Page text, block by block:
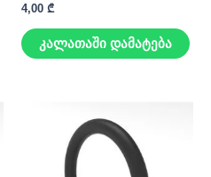
4,00 ₾
კალათაში დამატება